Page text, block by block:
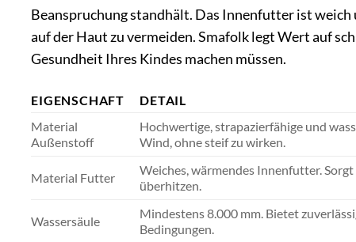
Beanspruchung standhält. Das Innenfutter ist
auf der Haut zu vermeiden. Smafolk legt Wert auf
Gesundheit Ihres Kindes machen müssen.
EIGENSCHAFT
DETAIL
Material
Außenstoff
Hochwertige, strapazierfähige und
Wind, ohne steif zu wirken.
Material Futter
Weiches, wärmendes Innenfutter.
überhitzen.
Wassersäule
Mindestens 8.000 mm. Bietet
Bedingungen.